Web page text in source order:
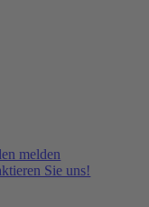
melden
Sie uns!